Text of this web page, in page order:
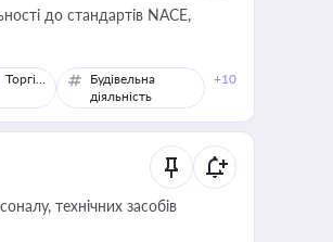
до стандартів NACE,
Торгівля
Будівельна
діяльність
+10
технічних засобів